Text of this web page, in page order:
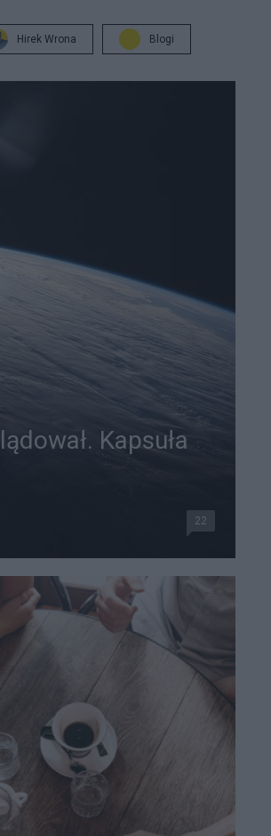
Hirek Wrona Blogi
Kapsuła
22